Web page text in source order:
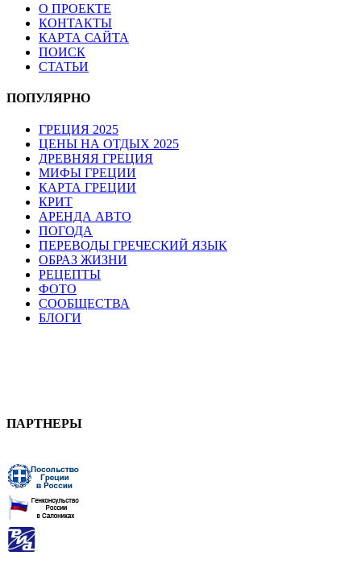
О ПРОЕКТЕ
КОНТАКТЫ
КАРТА САЙТА
ПОИСК
СТАТЬИ
ПОПУЛЯРНО
ГРЕЦИЯ 2025
ЦЕНЫ НА ОТДЫХ 2025
ДРЕВНЯЯ ГРЕЦИЯ
МИФЫ ГРЕЦИИ
КАРТА ГРЕЦИИ
КРИТ
АРЕНДА АВТО
ПОГОДА
ПЕРЕВОДЫ ГРЕЧЕСКИЙ ЯЗЫК
ОБРАЗ ЖИЗНИ
РЕЦЕПТЫ
ФОТО
СООБЩЕСТВА
БЛОГИ
ПАРТНЕРЫ